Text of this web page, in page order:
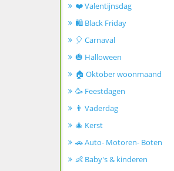
❤️ Valentijnsdag
🛍️ Black Friday
🎈 Carnaval
🎃 Halloween
🏠 Oktober woonmaand
🥳 Feestdagen
👨 Vaderdag
🎄 Kerst
🚗 Auto- Motoren- Boten
👶 Baby's & kinderen